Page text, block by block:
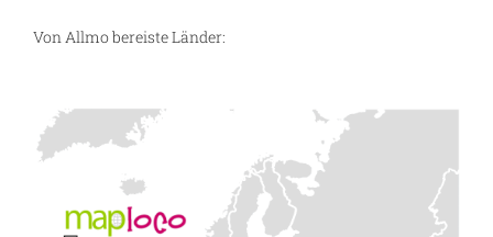
Von Allmo bereiste Länder: